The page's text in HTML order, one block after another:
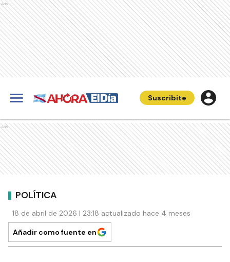
Ads
Suscribite
Ads
POLÍTICA
18 de abril de 2026 | 23:18 actualizado hace 4 meses
Añadir como fuente en